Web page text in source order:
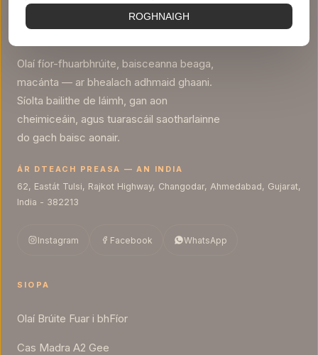
Olaí fíor-fhuarbhrúite, baisceanna beaga,
macánta — ar bhealach adhmaid ghaani.
Síolta bailithe de láimh, gan aon
cheimiceáin, agus tuarascáil saotharlainne
do gach baisc aonair.
ÁR DTEACH PREASA — AN INDIA
62, Eastát Tulsi, Rajkot Highway, Changodar, Ahmedabad, Gujarat,
India - 382213
Instagram Facebook WhatsApp
SIOPA
Olaí Brúite Fuar i bhFíor
Cas Madra A2 Gee
English عربي
Türkçe
Português 한국어
فارسی
ROGHNAIGH